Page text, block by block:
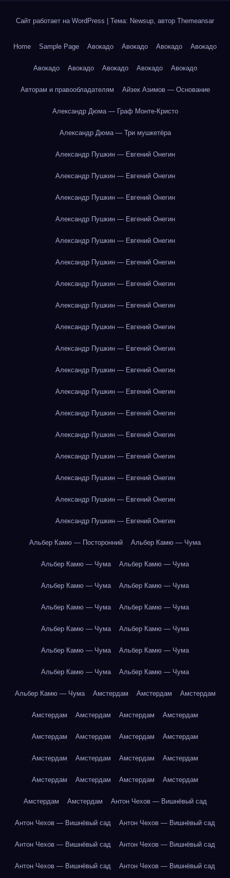
Сайт работает на WordPress Тема: Newsup, автор Themeansar
Home Sample Page Авокадо Авокадо Авокадо Авокадо
Авокадо Авокадо Авокадо Авокадо Авокадо
Авторам и правообладателям Айзек Азимов — Основание
Александр Дюма — Граф Монте-Кристо
Александр Дюма — Три мушкетёра
Александр Пушкин — Евгений Онегин
Александр Пушкин — Евгений Онегин
Александр Пушкин — Евгений Онегин
Александр Пушкин — Евгений Онегин
Александр Пушкин — Евгений Онегин
Александр Пушкин — Евгений Онегин
Александр Пушкин — Евгений Онегин
Александр Пушкин — Евгений Онегин
Александр Пушкин — Евгений Онегин
Александр Пушкин — Евгений Онегин
Александр Пушкин — Евгений Онегин
Александр Пушкин — Евгений Онегин
Александр Пушкин — Евгений Онегин
Александр Пушкин — Евгений Онегин
Александр Пушкин — Евгений Онегин
Александр Пушкин — Евгений Онегин
Александр Пушкин — Евгений Онегин
Александр Пушкин — Евгений Онегин
Альбер Камю — Посторонний Альбер Камю — Чума
Альбер Камю — Чума Альбер Камю — Чума
Альбер Камю — Чума Альбер Камю — Чума
Альбер Камю — Чума Альбер Камю — Чума
Альбер Камю — Чума Альбер Камю — Чума
Альбер Камю — Чума Альбер Камю — Чума
Альбер Камю — Чума Альбер Камю — Чума
Альбер Камю — Чума Амстердам Амстердам Амстердам
Амстердам Амстердам Амстердам Амстердам
Амстердам Амстердам Амстердам Амстердам
Амстердам Амстердам Амстердам Амстердам
Амстердам Амстердам Амстердам Амстердам
Амстердам Амстердам Антон Чехов — Вишнёвый сад
Антон Чехов — Вишнёвый сад Антон Чехов — Вишнёвый сад
Антон Чехов — Вишнёвый сад Антон Чехов — Вишнёвый сад
Антон Чехов — Вишнёвый сад Антон Чехов — Вишнёвый сад